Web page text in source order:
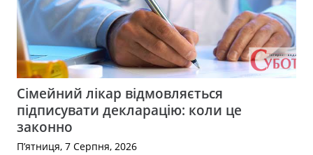
Сімейний лікар відмовляється
підписувати декларацію: коли це
законно
П’ятниця, 7 Серпня, 2026